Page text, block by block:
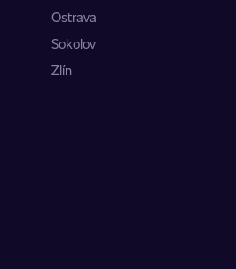
Ostrava
Sokolov
Zlín